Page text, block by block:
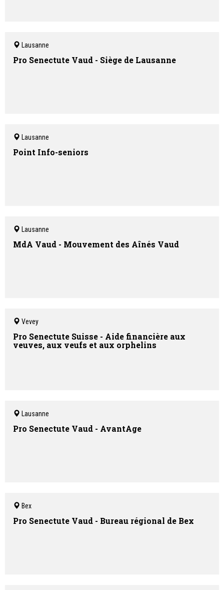
Lausanne
Pro Senectute Vaud - Siège de Lausanne
Lausanne
Point Info-seniors
Lausanne
MdA Vaud - Mouvement des Aînés Vaud
Vevey
Pro Senectute Suisse - Aide financière aux
veuves, aux veufs et aux orphelins
Lausanne
Pro Senectute Vaud - AvantAge
Bex
Pro Senectute Vaud - Bureau régional de Bex